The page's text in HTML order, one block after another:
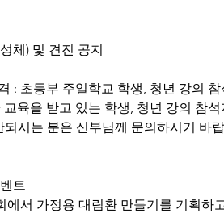
체) 및 견진 공지
: 초등부 주일학교 학생, 청년 강의
육을 받고 있는 학생, 청년 강의 참
되시는 분은 신부님께 문의하시기 바
트
에서 가정용 대림환 만들기를 기획하